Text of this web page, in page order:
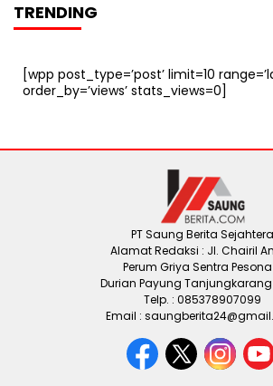
TRENDING
[wpp post_type=’post’ limit=10
order_by=’views’ stats_views=0]
PT Saung Berita Sejahtera
Alamat Redaksi : Jl. Chairil
Perum Griya Sentra Pesona
Durian Payung Tanjungkarang
Telp. : 085378907099
Email :